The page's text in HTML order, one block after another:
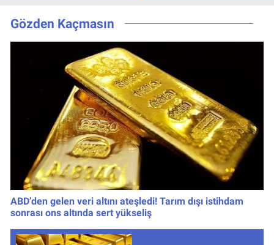
Kaçta, Nereden
İzlenir?
Gözden Kaçmasın
ABD’den gelen veri altını ateşledi! Tarım dışı istihdam
sonrası ons altında sert yükseliş